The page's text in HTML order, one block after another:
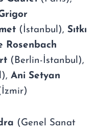
(İstanbul), Sıtkı
Rosenbach
(Berlin-İstanbul),
Ani Setyan
(Genel Sanat